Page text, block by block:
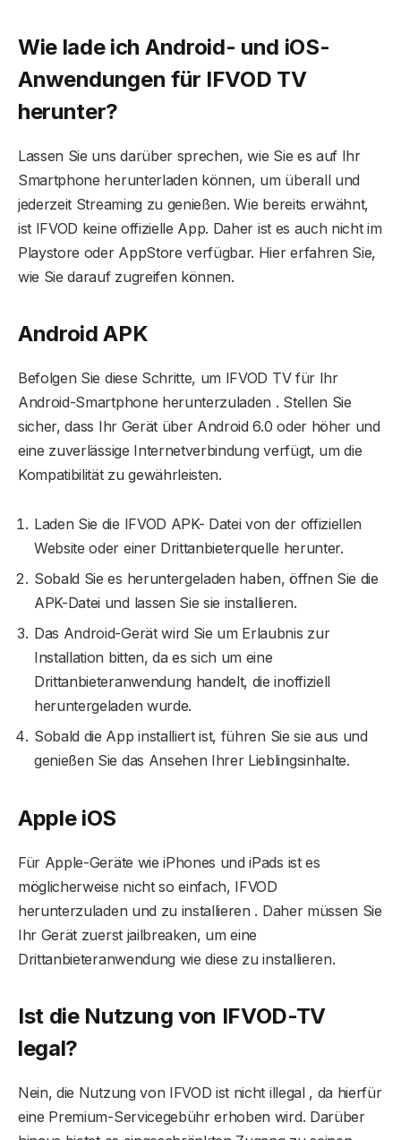
Wie lade ich Android- und iOS-
Anwendungen für IFVOD TV
herunter?
Lassen Sie uns darüber sprechen, wie Sie es auf Ihr
Smartphone herunterladen können, um überall und
jederzeit Streaming zu genießen. Wie bereits erwähnt,
ist IFVOD keine offizielle App. Daher ist es auch nicht im
Playstore oder AppStore verfügbar. Hier erfahren Sie,
wie Sie darauf zugreifen können.
Android APK
Befolgen Sie diese Schritte, um IFVOD TV für Ihr
Android-Smartphone herunterzuladen . Stellen Sie
sicher, dass Ihr Gerät über Android 6.0 oder höher und
eine zuverlässige Internetverbindung verfügt, um die
Kompatibilität zu gewährleisten.
Laden Sie die IFVOD APK- Datei von der offiziellen
Website oder einer Drittanbieterquelle herunter.
Sobald Sie es heruntergeladen haben, öffnen Sie die
APK-Datei und lassen Sie sie installieren.
Das Android-Gerät wird Sie um Erlaubnis zur
Installation bitten, da es sich um eine
Drittanbieteranwendung handelt, die inoffiziell
heruntergeladen wurde.
Sobald die App installiert ist, führen Sie sie aus und
genießen Sie das Ansehen Ihrer Lieblingsinhalte.
Apple iOS
Für Apple-Geräte wie iPhones und iPads ist es
möglicherweise nicht so einfach, IFVOD
herunterzuladen und zu installieren . Daher müssen Sie
Ihr Gerät zuerst jailbreaken, um eine
Drittanbieteranwendung wie diese zu installieren.
Ist die Nutzung von IFVOD-TV
legal?
Nein, die Nutzung von IFVOD ist nicht illegal , da hierfür
eine Premium-Servicegebühr erhoben wird. Darüber